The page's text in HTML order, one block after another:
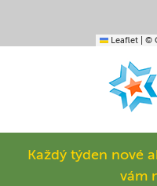
Leaflet ©
Každý týden nové
vám